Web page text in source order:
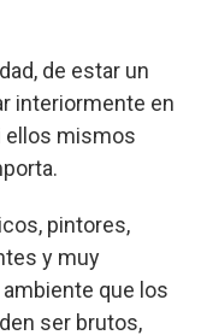
de estar un
interiormente en
ellos mismos
pintores,
y muy
que los
ser brutos,